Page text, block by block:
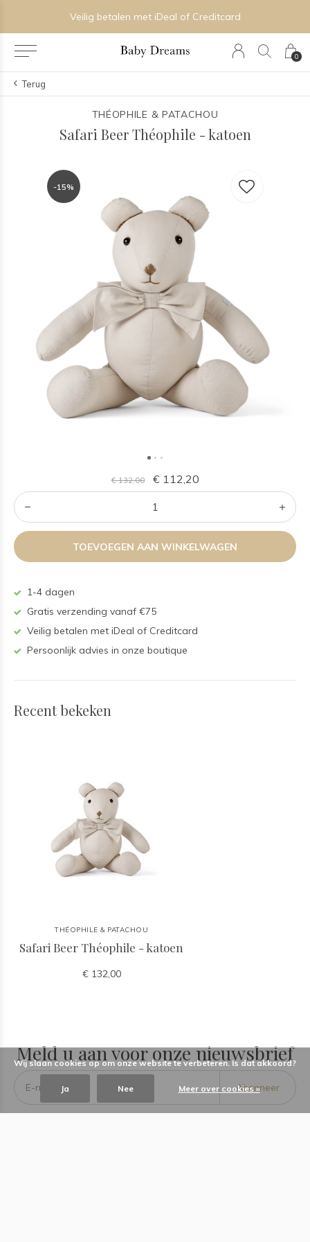
0
Veilig betalen met iDeal of Creditcard
Terug
THÉOPHILE & PATACHOU
Safari Beer Théophile - katoen
-15%
€ 132,00 € 112,20
TOEVOEGEN AAN WINKELWAGEN
1-4 dagen
Gratis verzending vanaf €75
Veilig betalen met iDeal of Creditcard
Persoonlijk advies in onze boutique
Recent bekeken
THÉOPHILE & PATACHOU
Safari Beer Théophile - katoen
€ 132,00
Meld u aan voor onze nieuwsbrief
Abonneer
Wij slaan cookies op om onze website te verbeteren. Is dat akkoord?
Ja Nee Meer over cookies »